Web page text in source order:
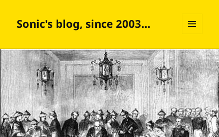
Sonic's blog, since 2003…
挂件